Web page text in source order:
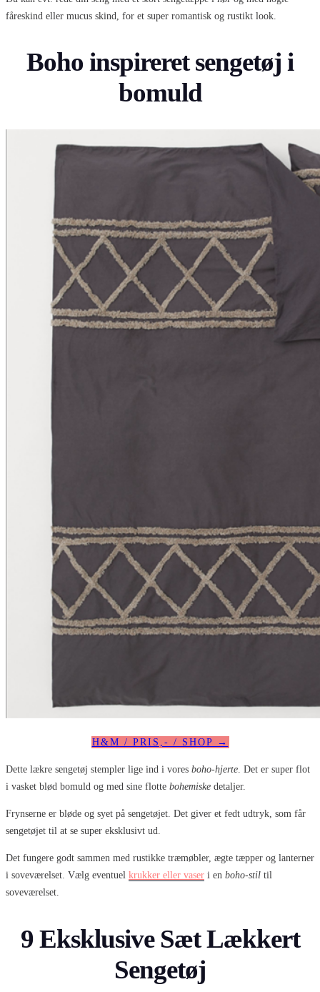
fåreskind eller mucus skind, for et super romantisk og rustikt look.
Boho inspireret sengetøj i
bomuld
H&M / PRIS,- / SHOP →
Dette lækre sengetøj stempler lige ind i vores boho-hjerte. Det er super flot
i vasket blød bomuld og med sine flotte bohemiske detaljer.
Frynserne er bløde og syet på sengetøjet. Det giver et fedt udtryk, som får
sengetøjet til at se super eksklusivt ud.
Det fungere godt sammen med rustikke træmøbler, ægte tæpper og lanterner
i soveværelset. Vælg eventuel krukker eller vaser i en boho-stil til
soveværelset.
9 Eksklusive Sæt Lækkert
Sengetøj